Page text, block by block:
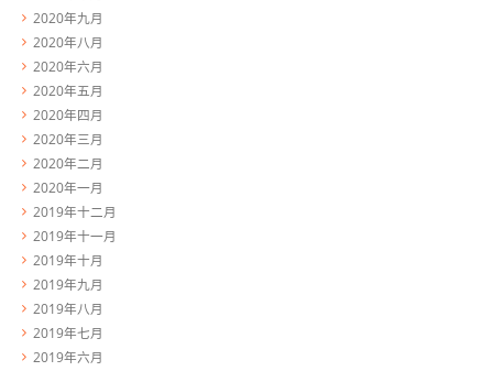
2020年九月
2020年八月
2020年六月
2020年五月
2020年四月
2020年三月
2020年二月
2020年一月
2019年十二月
2019年十一月
2019年十月
2019年九月
2019年八月
2019年七月
2019年六月